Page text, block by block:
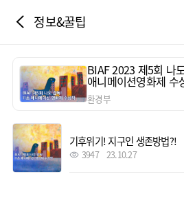
정보&꿀팁
BIAF 2023 제5회 나
애니메이션영화제 수
환경부
기후위기! 지구인 생존방법?!
3947 23.10.27